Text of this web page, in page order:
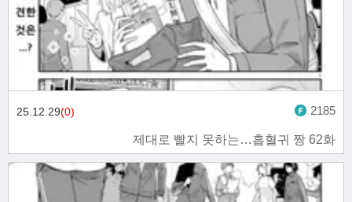
제대로 빨지 못하는…흡혈귀 짱 62화
25.12.29(0) 2185